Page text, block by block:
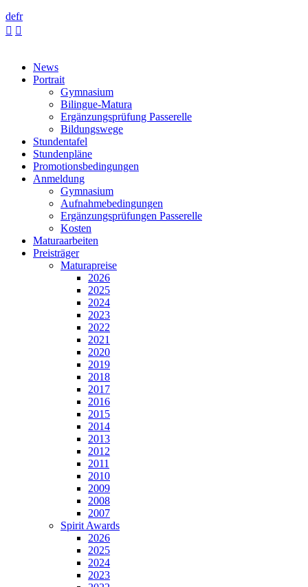
defr
 
News
Portrait
Gymnasium
Bilingue-Matura
Ergänzungsprüfung Passerelle
Bildungswege
Stundentafel
Stundenpläne
Promotionsbedingungen
Anmeldung
Gymnasium
Aufnahmebedingungen
Ergänzungsprüfungen Passerelle
Kosten
Maturaarbeiten
Preisträger
Maturapreise
2026
2025
2024
2023
2022
2021
2020
2019
2018
2017
2016
2015
2014
2013
2012
2011
2010
2009
2008
2007
Spirit Awards
2026
2025
2024
2023